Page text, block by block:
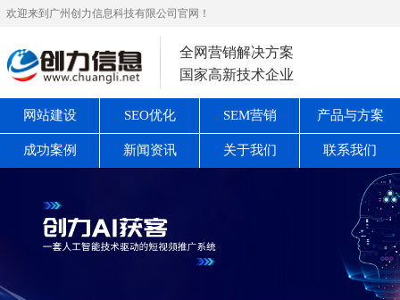
欢迎来到广州创力信息科技有限公司官网！
全网营销解决方案
国家高新技术企业
网站建设 SEO优化 SEM营销 产品与方案
成功案例 新闻资讯 关于我们 联系我们